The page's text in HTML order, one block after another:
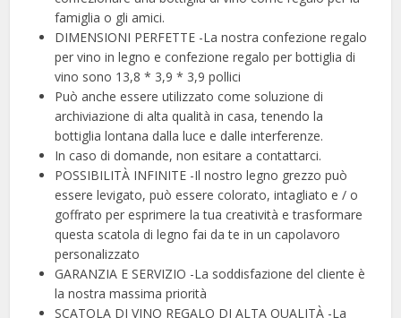
famiglia o gli amici.
DIMENSIONI PERFETTE -La nostra confezione regalo
per vino in legno e confezione regalo per bottiglia di
vino sono 13,8 * 3,9 * 3,9 pollici
Può anche essere utilizzato come soluzione di
archiviazione di alta qualità in casa, tenendo la
bottiglia lontana dalla luce e dalle interferenze.
In caso di domande, non esitare a contattarci.
POSSIBILITÀ INFINITE -Il nostro legno grezzo può
essere levigato, può essere colorato, intagliato e / o
goffrato per esprimere la tua creatività e trasformare
questa scatola di legno fai da te in un capolavoro
personalizzato
GARANZIA E SERVIZIO -La soddisfazione del cliente è
la nostra massima priorità
SCATOLA DI VINO REGALO DI ALTA QUALITÀ -La